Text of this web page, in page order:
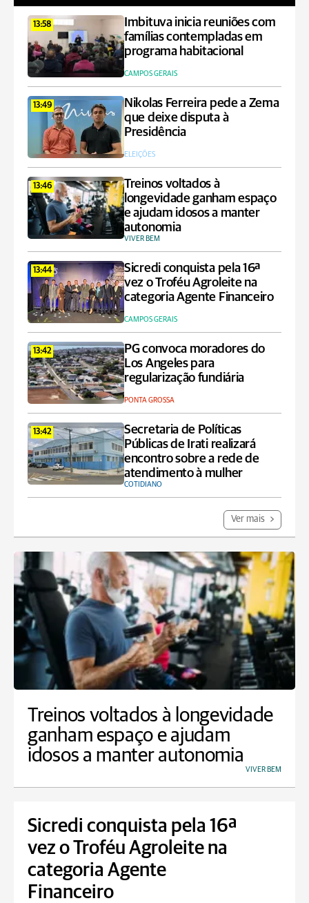
13:58
Imbituva inicia reuniões com
famílias contempladas em
programa habitacional
CAMPOS GERAIS
13:49
Nikolas Ferreira pede a Zema
que deixe disputa à
Presidência
ELEIÇÕES
13:46
Treinos voltados à
longevidade ganham espaço
e ajudam idosos a manter
autonomia
VIVER BEM
13:44
Sicredi conquista pela 16ª
vez o Troféu Agroleite na
categoria Agente Financeiro
CAMPOS GERAIS
13:42
PG convoca moradores do
Los Angeles para
regularização fundiária
PONTA GROSSA
13:42
Secretaria de Políticas
Públicas de Irati realizará
encontro sobre a rede de
atendimento à mulher
COTIDIANO
Ver mais
Treinos voltados à longevidade
ganham espaço e ajudam
idosos a manter autonomia
VIVER BEM
Sicredi conquista pela 16ª
vez o Troféu Agroleite na
categoria Agente
Financeiro